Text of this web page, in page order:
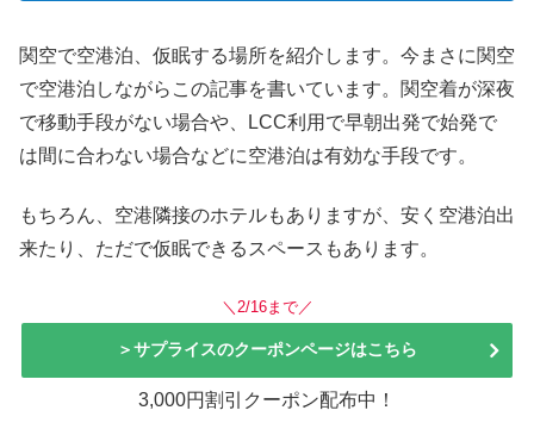
関空で空港泊、仮眠する場所を紹介します。今まさに関空
で空港泊しながらこの記事を書いています。関空着が深夜
で移動手段がない場合や、LCC利用で早朝出発で始発で
は間に合わない場合などに空港泊は有効な手段です。
もちろん、空港隣接のホテルもありますが、安く空港泊出
来たり、ただで仮眠できるスペースもあります。
＼2/16まで／
＞サプライスのクーポンページはこちら
3,000円割引クーポン配布中！